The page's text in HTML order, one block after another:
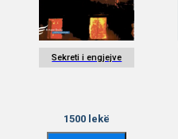
Sekreti i engjejve
1500 lekë